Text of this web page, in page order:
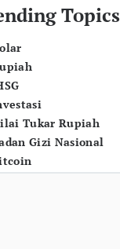
Topics
Tukar Rupiah
Gizi Nasional